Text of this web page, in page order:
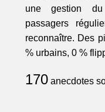
une gestion du
passagers
reconnaître. Des
% urbains, 0 %
170anecdotes